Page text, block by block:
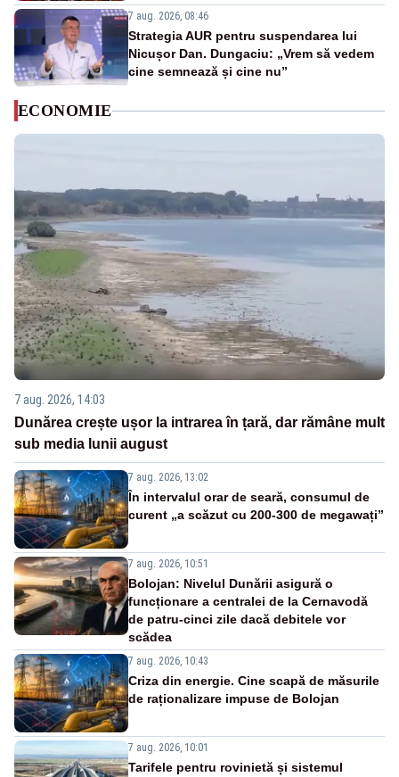
7 aug. 2026, 08:46
Strategia AUR pentru suspendarea lui
Nicușor Dan. Dungaciu: „Vrem să vedem
cine semnează și cine nu”
ECONOMIE
7 aug. 2026, 14:03
Dunărea crește ușor la intrarea în țară, dar rămâne mult
sub media lunii august
7 aug. 2026, 13:02
În intervalul orar de seară, consumul de
curent „a scăzut cu 200-300 de megawați”
7 aug. 2026, 10:51
Bolojan: Nivelul Dunării asigură o
funcționare a centralei de la Cernavodă
de patru-cinci zile dacă debitele vor
scădea
7 aug. 2026, 10:43
Criza din energie. Cine scapă de măsurile
de raționalizare impuse de Bolojan
7 aug. 2026, 10:01
Tarifele pentru rovinietă și sistemul